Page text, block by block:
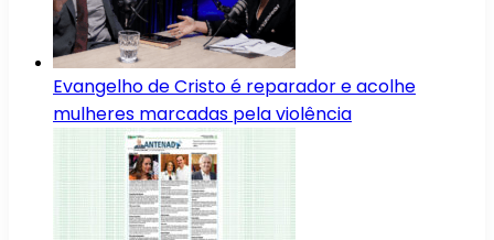
Evangelho de Cristo é reparador e acolhe
mulheres marcadas pela violência